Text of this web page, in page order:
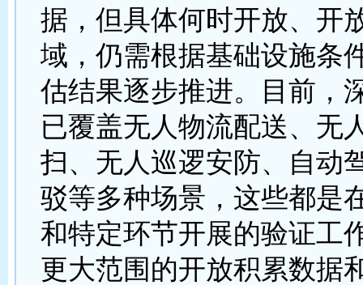
据，但具体何时开放、开
域，仍需根据基础设施条
估结果逐步推进。目前，
已覆盖无人物流配送、无
扫、无人巡逻安防、自动
驳等多种场景，这些都是
和特定环节开展的验证工
更大范围的开放积累数据